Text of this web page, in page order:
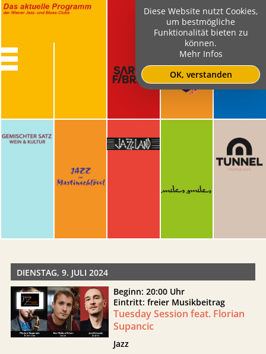
DIENSTAG, 9. JULI 2024
Beginn: 20:00 Uhr
Eintritt: freier Musikbeitrag
Tuesday Session feat. Florian
Supancic
Jazz
Diese Website nutzt Cookies,
um bestmögliche
Funktionalität bieten zu
können.
Mehr Infos
OK, verstanden